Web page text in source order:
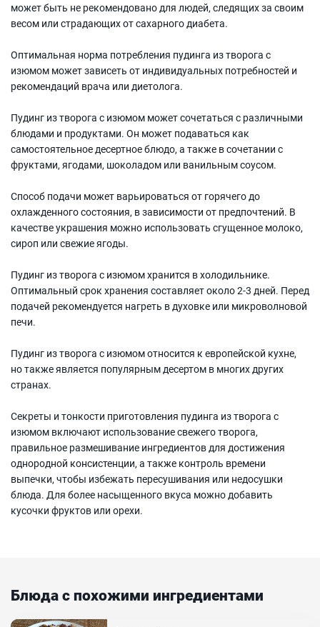
может быть не рекомендовано для людей, следящих за своим
весом или страдающих от сахарного диабета.
Оптимальная норма потребления пудинга из творога с
изюмом может зависеть от индивидуальных потребностей и
рекомендаций врача или диетолога.
Пудинг из творога с изюмом может сочетаться с различными
блюдами и продуктами. Он может подаваться как
самостоятельное десертное блюдо, а также в сочетании с
фруктами, ягодами, шоколадом или ванильным соусом.
Способ подачи может варьироваться от горячего до
охлажденного состояния, в зависимости от предпочтений. В
качестве украшения можно использовать сгущенное молоко,
сироп или свежие ягоды.
Пудинг из творога с изюмом хранится в холодильнике.
Оптимальный срок хранения составляет около 2-3 дней. Перед
подачей рекомендуется нагреть в духовке или микроволновой
печи.
Пудинг из творога с изюмом относится к европейской кухне,
но также является популярным десертом в многих других
странах.
Секреты и тонкости приготовления пудинга из творога с
изюмом включают использование свежего творога,
правильное размешивание ингредиентов для достижения
однородной консистенции, а также контроль времени
выпечки, чтобы избежать пересушивания или недосушки
блюда. Для более насыщенного вкуса можно добавить
кусочки фруктов или орехи.
Блюда с похожими ингредиентами